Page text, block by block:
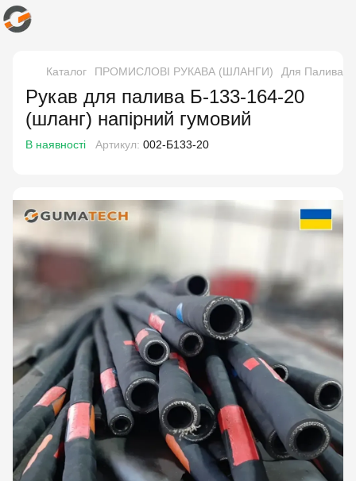
Каталог ПРОМИСЛОВІ РУКАВА (ШЛАНГИ) Для Палива і
Рукав для палива Б-133-164-20
(шланг) напірний гумовий
В наявності Артикул: 002-Б133-20